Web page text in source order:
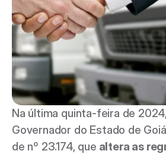
Na última quinta-feira de
Governador do Estado de
de nº 23.174, que altera as